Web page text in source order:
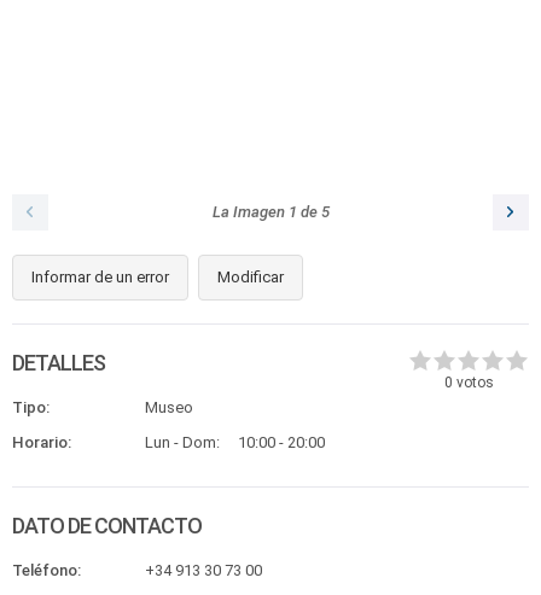
La Imagen 1 de 5
Informar de un error Modificar
0 votos
DETALLES
Tipo:
Museo
Horario:
Lun - Dom: 10:00 - 20:00
DATO DE CONTACTO
Teléfono:
+34 913 30 73 00